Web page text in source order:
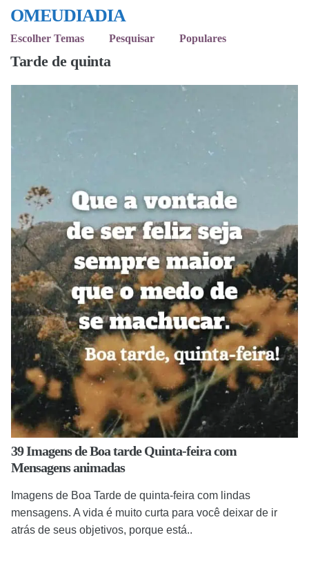
OMEUDIADIA
Escolher Temas Pesquisar Populares
Tarde de quinta
39 Imagens de Boa tarde Quinta-feira com
Mensagens animadas
Imagens de Boa Tarde de quinta-feira com lindas
mensagens. A vida é muito curta para você deixar de ir
atrás de seus objetivos, porque está..